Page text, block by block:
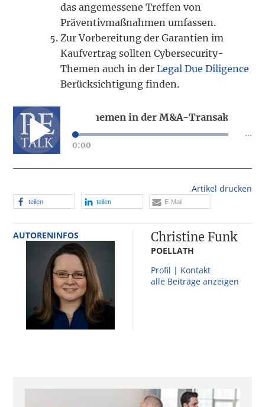
das angemessene Treffen von
Präventivmaßnahmen umfassen.
Zur Vorbereitung der Garantien im
Kaufvertrag sollten Cybersecurity-
Themen auch in derLegal Due Diligence
Berücksichtigung finden.
Cybersecurity-Themen in der M&A-Transaktion
0:00
...
Cybersecurity-Themen in der M&A-Transaktion
Artikel drucken
teilen teilen E-Mail
AUTORENINFOS Christine Funk
POELLATH
Profil | Kontakt
alle Beiträge anzeigen